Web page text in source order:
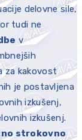
delovne sile,
tudi ne
v
za kakovost
je postavljena
izkušenj,
izkušenj.
strokovno